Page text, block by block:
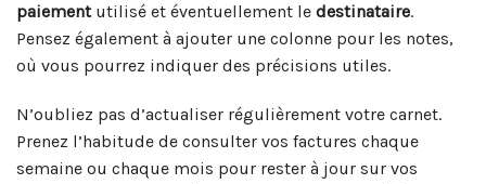
paiementutilisé et éventuellement le destinataire.
Pensez également à ajouter une colonne pour les notes,
où vous pourrez indiquer des précisions utiles.
N’oubliez pas d’actualiser régulièrement votre carnet.
Prenez l’habitude de consulter vos factures chaque
semaine ou chaque mois pour rester à jour sur vos